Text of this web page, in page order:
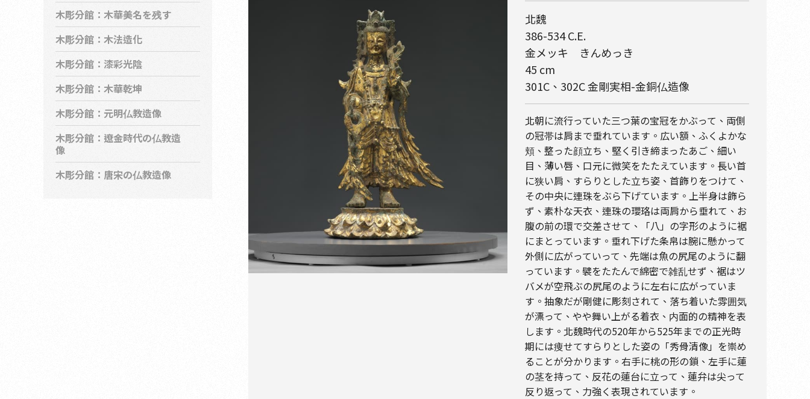
木彫分館：木華美名を残す
木彫分館：木法造化
木彫分館：漆彩光陰
木彫分館：木華乾坤
木彫分館：元明仏教造像
木彫分館：遼金時代の仏教造
像
木彫分館：唐宋の仏教造像
北魏
386-534 C.E.
金メッキ きんめっき
45 cm
301C、302C 金剛実相-金銅仏造像
北朝に流行っていた三つ葉の宝冠をかぶって、両側
の冠帯は肩まで垂れています。広い額、ふくよかな
頬、整った顔立ち、堅く引き締まったあご、細い
目、薄い唇、口元に微笑をたたえています。長い首
に狭い肩、すらりとした立ち姿、首飾りをつけて、
その中央に連珠をぶら下げています。上半身は飾ら
ず、素朴な天衣、連珠の瓔珞は両肩から垂れて、お
腹の前の環で交差させて、「八」の字形のように裾
にまとっています。垂れ下げた条帛は腕に懸かって
外側に広がっていって、先端は魚の尻尾のように翻
っています。襞をたたんで綿密で雑乱せず、裾はツ
バメが空飛ぶの尻尾のように左右に広がっていま
す。抽象だが剛健に彫刻されて、落ち着いた雰囲気
が漂って、やや舞い上がる着衣、内面的の精神を表
します。北魏時代の520年から525年までの正光時
期には痩せてすらりとした姿の「秀骨清像」を崇め
ることが分かります。右手に桃の形の鎖、左手に蓮
の茎を持って、反花の蓮台に立って、蓮弁は尖って
反り返って、力強く表現されています。